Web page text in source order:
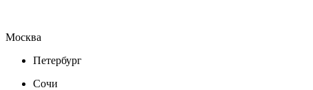
Москва
Петербург
Сочи